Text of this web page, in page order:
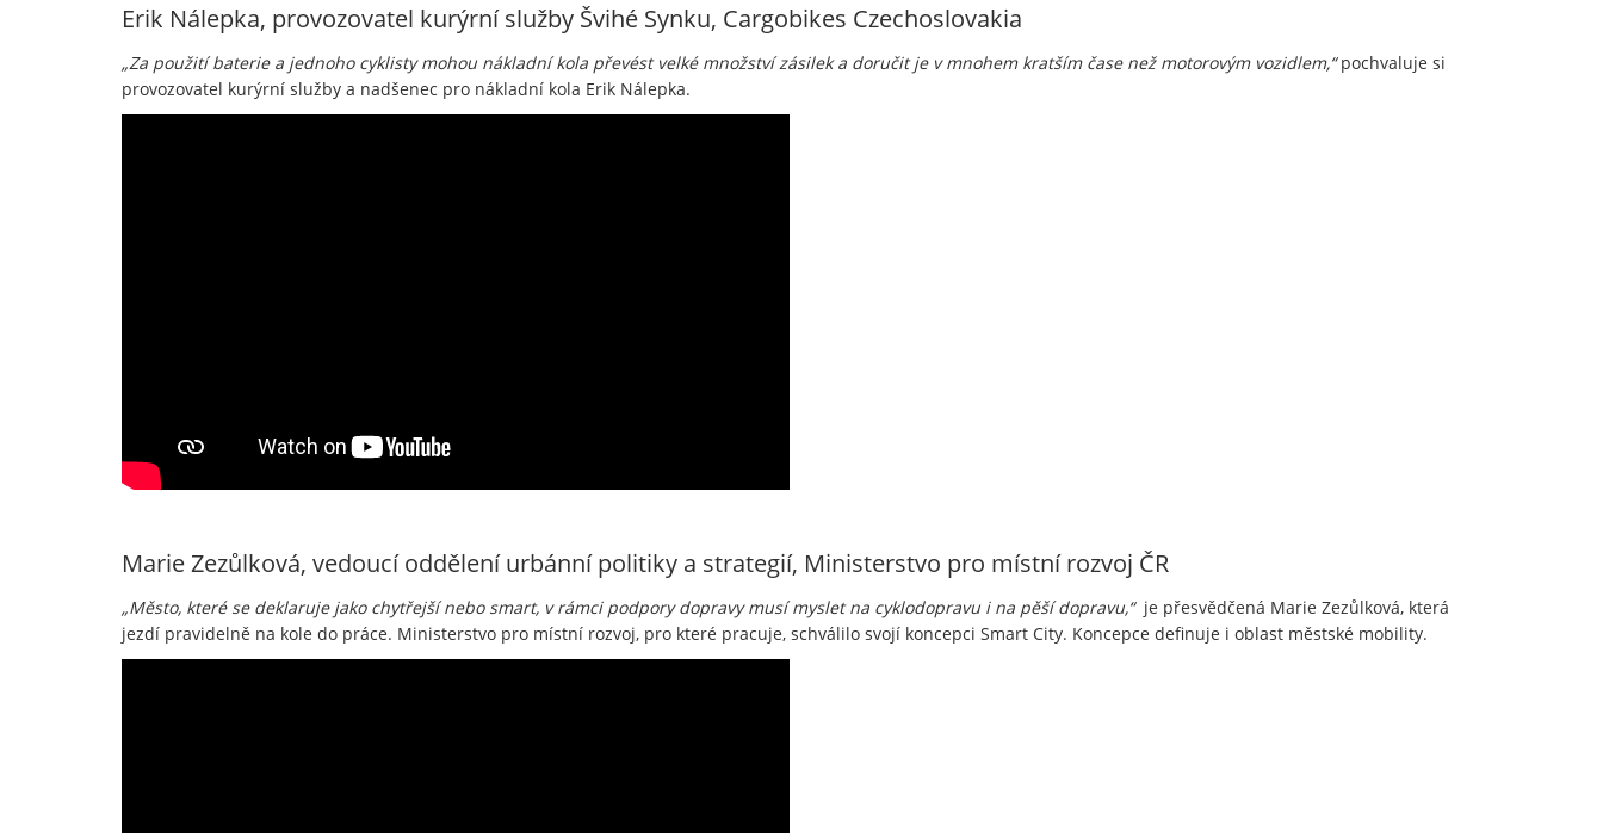
Erik Nálepka, provozovatel kurýrní služby Švihé Synku, Cargobikes Czechoslovakia
„Za použití baterie a jednoho cyklisty mohou nákladní kola převést velké množství zásilek a doručit je v mnohem kratším čase než motorovým vozidlem,“pochvaluje si
provozovatel kurýrní služby a nadšenec pro nákladní kola Erik Nálepka.
Marie Zezůlková, vedoucí oddělení urbánní politiky a strategií, Ministerstvo pro místní rozvoj ČR
„Město, které se deklaruje jako chytřejší nebo smart, v rámci podpory dopravy musí myslet na cyklodopravu i na pěší dopravu,“je přesvědčená Marie Zezůlková, která
jezdí pravidelně na kole do práce. Ministerstvo pro místní rozvoj, pro které pracuje, schválilo svojí koncepci Smart City. Koncepce definuje i oblast městské mobility.